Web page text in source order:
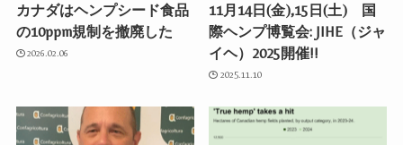
カナダはヘンプシード食品
の10ppm規制を撤廃した
2026.02.06
11月14日(金),15日(土) 国
際ヘンプ博覧会: JIHE（ジャ
イヘ）2025開催!!
2025.11.10